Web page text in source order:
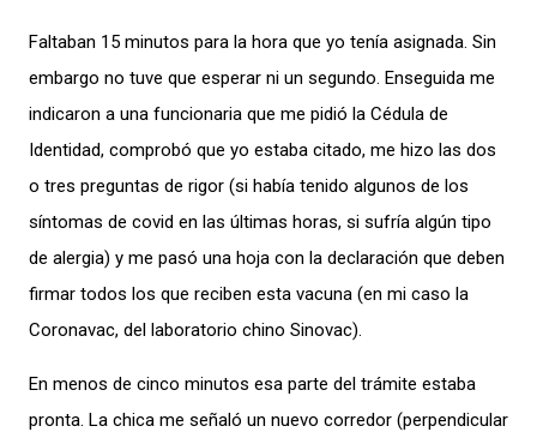
Faltaban 15 minutos para la hora que yo tenía asignada. Sin
embargo no tuve que esperar ni un segundo. Enseguida me
indicaron a una funcionaria que me pidió la Cédula de
Identidad, comprobó que yo estaba citado, me hizo las dos
o tres preguntas de rigor (si había tenido algunos de los
síntomas de covid en las últimas horas, si sufría algún tipo
de alergia) y me pasó una hoja con la declaración que deben
firmar todos los que reciben esta vacuna (en mi caso la
Coronavac, del laboratorio chino Sinovac).
En menos de cinco minutos esa parte del trámite estaba
pronta. La chica me señaló un nuevo corredor (perpendicular